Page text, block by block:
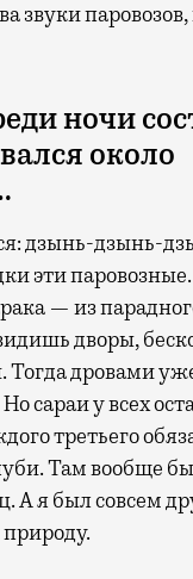
билеты и
местом, где
поработать или
сквозь
нет
их
зонах
вокзалах —
на
Попасть в
карт Mir Supreme.
Всего доступно
по всему миру.
звуки
ночи
около
дзынь-дзынь-
эти
— из
дворы,
Тогда дровами
сараи у всех
третьего
Там вообще
А я был совсем